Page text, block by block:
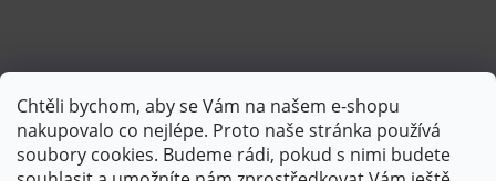
Chtěli bychom, aby se Vám na našem e-shopu
nakupovalo co nejlépe. Proto naše stránka používá
soubory cookies. Budeme rádi, pokud s nimi budete
Sledovat na Instagramu